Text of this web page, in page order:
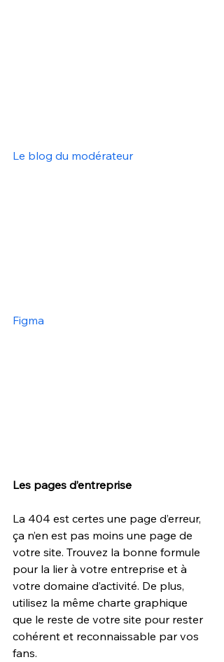
Le blog du modérateur
Figma
Les pages d’entreprise
La 404 est certes une page d’erreur,
ça n’en est pas moins une page de
votre site. Trouvez la bonne formule
pour la lier à votre entreprise et à
votre domaine d’activité. De plus,
utilisez la même charte graphique
que le reste de votre site pour rester
cohérent et reconnaissable par vos
fans.